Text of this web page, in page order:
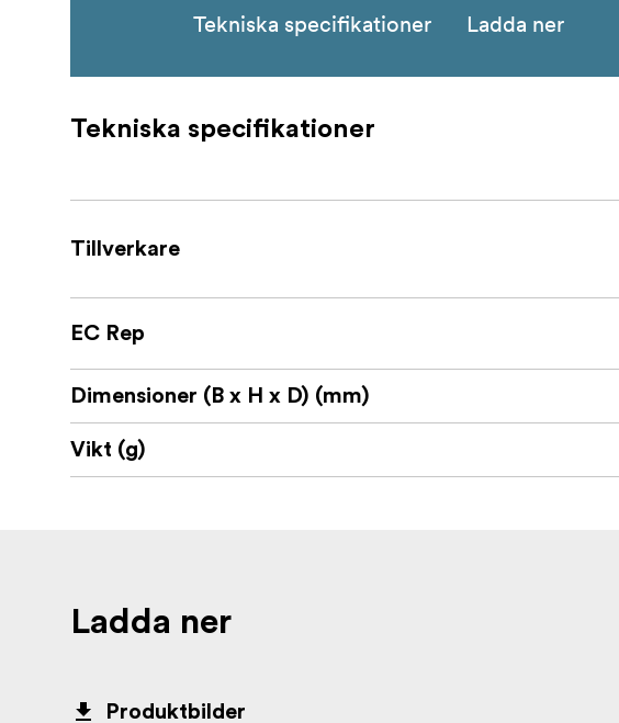
Tekniska specifikationer Ladda ner
Tekniska specifikationer
Tillverkare
EC Rep
Dimensioner (B x H x D) (mm)
Vikt (g)
Ladda ner
Produktbilder